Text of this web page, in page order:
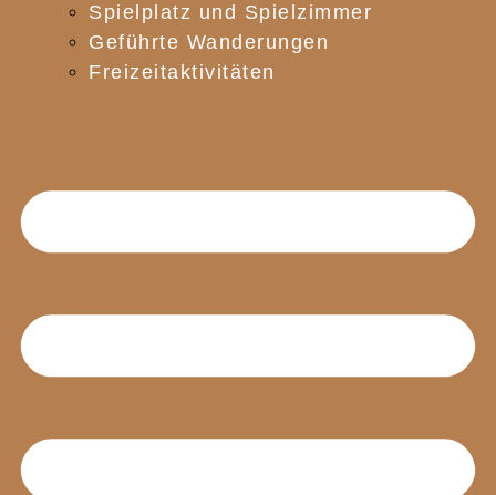
Spielplatz und Spielzimmer
Geführte Wanderungen
Freizeitaktivitäten